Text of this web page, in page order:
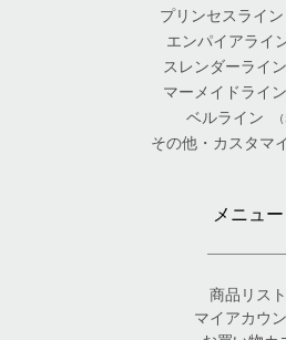
プリンセスライン
エンパイアライ
スレンダーライン
マーメイドライン
ベルライン
その他・カスタマ
メニュー
商品リスト
マイアカウ